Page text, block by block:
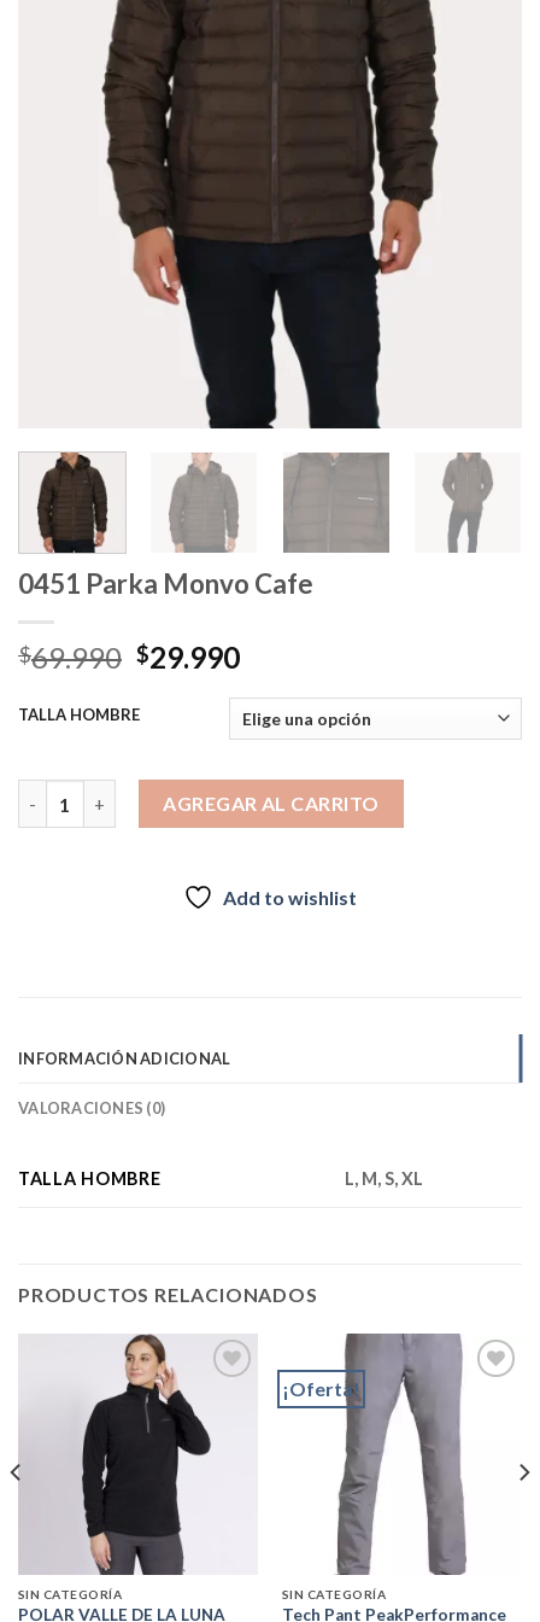
0451 Parka Monvo Cafe
$69.990 El
original
$69.990.
$29.990El
actual
es:
$29.990.
TALLA HOMBRE
AGREGAR AL CARRITO
Add to wishlist
INFORMACIÓN ADICIONAL
VALORACIONES (0)
TALLA HOMBRE L, M, S, XL
PRODUCTOS RELACIONADOS
Add to
wishlist
SIN CATEGORÍA
POLAR VALLE DE LA LUNA
¡Oferta!
SIN CATEGORÍA
Tech Pant PeakPerformance